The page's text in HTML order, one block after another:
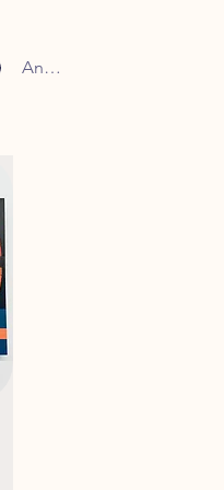
Anmelden